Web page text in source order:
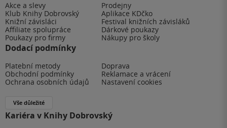
Akce a slevy
Prodejny
Klub Knihy Dobrovský
Aplikace KDčko
Knižní závisláci
Festival knižních závisláků
Affiliate spolupráce
Dárkové poukazy
Poukazy pro firmy
Nákupy pro školy
Dodací podmínky
Platební metody
Doprava
Obchodní podmínky
Reklamace a vrácení
Ochrana osobních údajů
Nastavení cookies
Vše důležité
Kariéra v Knihy Dobrovský